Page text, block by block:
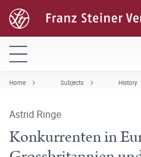
Home Subjects History
Astrid Ringe
Konkurrenten in